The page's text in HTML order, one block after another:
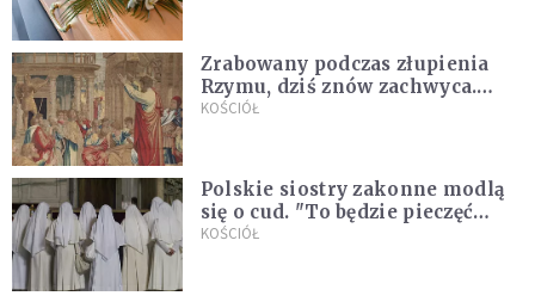
Zrabowany podczas złupienia
Rzymu, dziś znów zachwyca.
Wyjątkowy arras w Castel
KOŚCIÓŁ
Polskie siostry zakonne modlą
się o cud. "To będzie pieczęć
Pana Boga dla naszej wiary"
KOŚCIÓŁ